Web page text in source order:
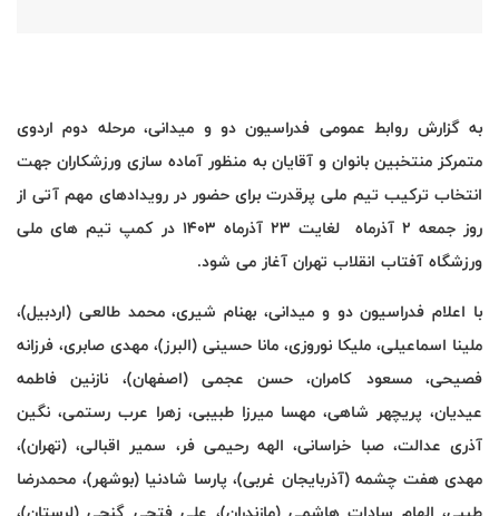
به گزارش روابط عمومی فدراسیون دو و میدانی، مرحله دوم اردوی
متمرکز منتخبین بانوان و آقایان به منظور آماده سازی ورزشکاران جهت
انتخاب ترکیب تیم ملی پرقدرت برای حضور در رویدادهای مهم آتی از
روز جمعه 2 آذرماه لغایت 23 آذرماه 1403 در کمپ تیم های ملی
ورزشگاه آفتاب انقلاب تهران آغاز می شود.
با اعلام فدراسیون دو و میدانی، بهنام شیری، محمد طالعی (اردبیل)،
ملینا اسماعیلی، ملیکا نوروزی، مانا حسینی (البرز)، مهدی صابری، فرزانه
فصیحی، مسعود کامران، حسن عجمی (اصفهان)، نازنین فاطمه
عیدیان، پریچهر شاهی، مهسا میرزا طبیبی، زهرا عرب رستمی، نگین
آذری عدالت، صبا خراسانی، الهه رحیمی فر، سمیر اقبالی، (تهران)،
مهدی هفت چشمه (آذربایجان غربی)، پارسا شادنیا (بوشهر)، محمدرضا